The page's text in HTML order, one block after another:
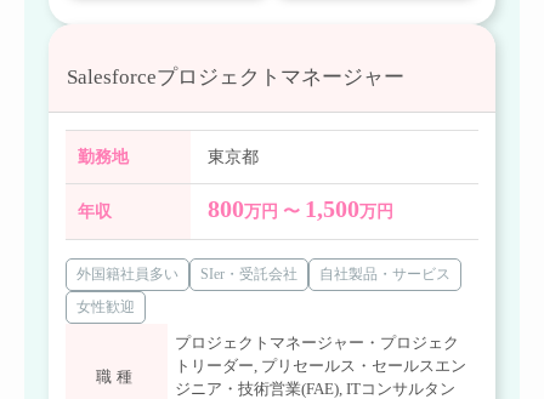
Salesforceプロジェクトマネージャー
勤務地 東京都
年収 800万円 〜 1,500万円
外国籍社員多い SIer・受託会社
自社製品・サービス
女性歓迎
職種
プロジェクトマネージャー・プロジェク
トリーダー, プリセールス・セールスエン
ジニア・技術営業(FAE), ITコンサルタン